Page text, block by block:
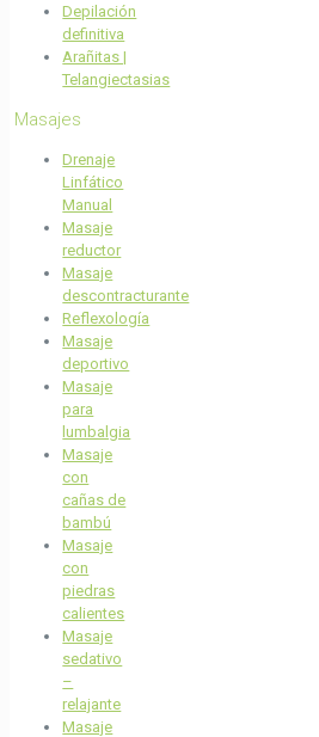
Depilación
definitiva
Arañitas |
Telangiectasias
Masajes
Drenaje
Linfático
Manual
Masaje
reductor
Masaje
descontracturante
Reflexología
Masaje
deportivo
Masaje
para
lumbalgia
Masaje
con
cañas de
bambú
Masaje
con
piedras
calientes
Masaje
sedativo
–
relajante
Masaje